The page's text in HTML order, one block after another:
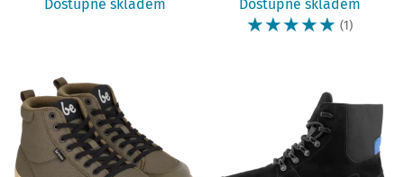
Dostupné skladem
Dostupné skladem
☆☆☆☆☆ (1)